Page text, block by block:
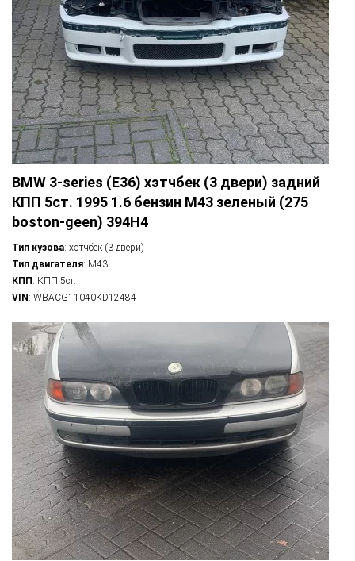
BMW 3-series (E36) хэтчбек (3 двери) задний
КПП 5ст. 1995 1.6 бензин M43 зеленый (275
boston-geen) 394H4
Тип кузова: хэтчбек (3 двери)
Тип двигателя: M43
КПП: КПП 5ст.
VIN: WBACG11040KD12484